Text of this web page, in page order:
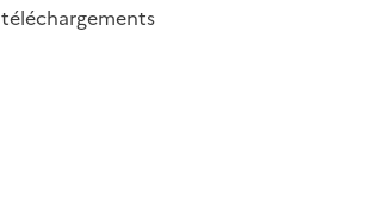
téléchargements